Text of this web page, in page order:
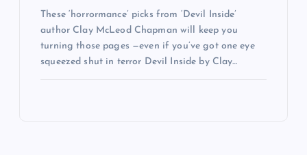
These ‘horrormance’ picks from ‘Devil Inside’
author Clay McLeod Chapman will keep you
turning those pages —even if you’ve got one eye
squeezed shut in terror Devil Inside by Clay…